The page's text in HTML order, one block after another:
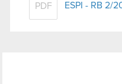
PDF ESPI - RB 2/